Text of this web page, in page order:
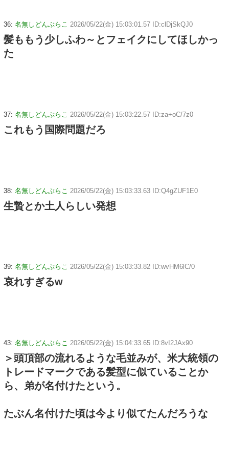
36: 名無しどんぶらこ 2026/05/22(金) 15:03:01.57 ID:clDjSkQJ0
髪ももう少しふわ～とフェイクにしてほしかっ
た
37: 名無しどんぶらこ 2026/05/22(金) 15:03:22.57 ID:za+oC/7z0
これもう国際問題だろ
38: 名無しどんぶらこ 2026/05/22(金) 15:03:33.63 ID:Q4gZUF1E0
生贄とか土人らしい発想
39: 名無しどんぶらこ 2026/05/22(金) 15:03:33.82 ID:wvHM6lC/0
哀れすぎるw
43: 名無しどんぶらこ 2026/05/22(金) 15:04:33.65 ID:8vI2JAx90
＞頭頂部の流れるような毛並みが、米大統領の
トレードマークである髪型に似ていることか
ら、弟が名付けたという。
たぶん名付けた頃は今より似てたんだろうな